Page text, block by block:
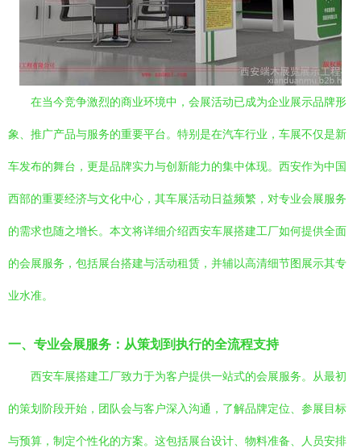
在当今竞争激烈的商业环境中，会展活动已成为企业展示品牌形
象、推广产品与服务的重要平台。特别是在汽车行业，车展不仅是新
车发布的舞台，更是品牌实力与创新能力的集中体现。西安作为中国
西部的重要经济与文化中心，其车展活动日益频繁，对专业会展服务
的需求也随之增长。本文将详细介绍西安车展搭建工厂如何提供全面
的会展服务，包括展台搭建与活动租赁，并辅以高清细节图展示其专
业水准。
一、专业会展服务：从策划到执行的全流程支持
西安车展搭建工厂致力于为客户提供一站式的会展服务。从最初
的策划阶段开始，团队会与客户深入沟通，了解品牌定位、参展目标
与预算，制定个性化的方案。这包括展台设计、物料准备、人员安排